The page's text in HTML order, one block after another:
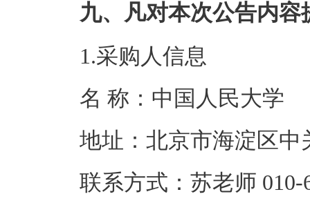
九、凡对本次公告内
1.采购人信息
名 称：中国人
地址：北京市
联系方式：苏老